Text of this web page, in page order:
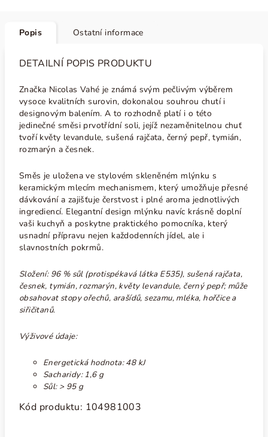
Popis Ostatní informace
DETAILNÍ POPIS PRODUKTU
Značka Nicolas Vahé je známá svým pečlivým výběrem
vysoce kvalitních surovin, dokonalou souhrou chutí i
designovým balením. A to rozhodně platí i o této
jedinečné směsi prvotřídní soli, jejíž nezaměnitelnou chuť
tvoří květy levandule, sušená rajčata, černý pepř, tymián,
rozmarýn a česnek.
Směs je uložena ve stylovém skleněném mlýnku s
keramickým mlecím mechanismem, který umožňuje přesné
dávkování a zajišťuje čerstvost i plné aroma jednotlivých
ingrediencí. Elegantní design mlýnku navíc krásně doplní
vaši kuchyň a poskytne praktického pomocníka, který
usnadní přípravu nejen každodenních jídel, ale i
slavnostních pokrmů.
Složení: 96 % sůl (protispékavá látka E535), sušená rajčata,
česnek, tymián, rozmarýn, květy levandule, černý pepř; může
obsahovat stopy ořechů, arašídů, sezamu, mléka, hořčice a
siřičitanů.
Výživové údaje:
Energetická hodnota: 48 kJ
Sacharidy: 1,6 g
Sůl: > 95 g
Kód produktu: 104981003